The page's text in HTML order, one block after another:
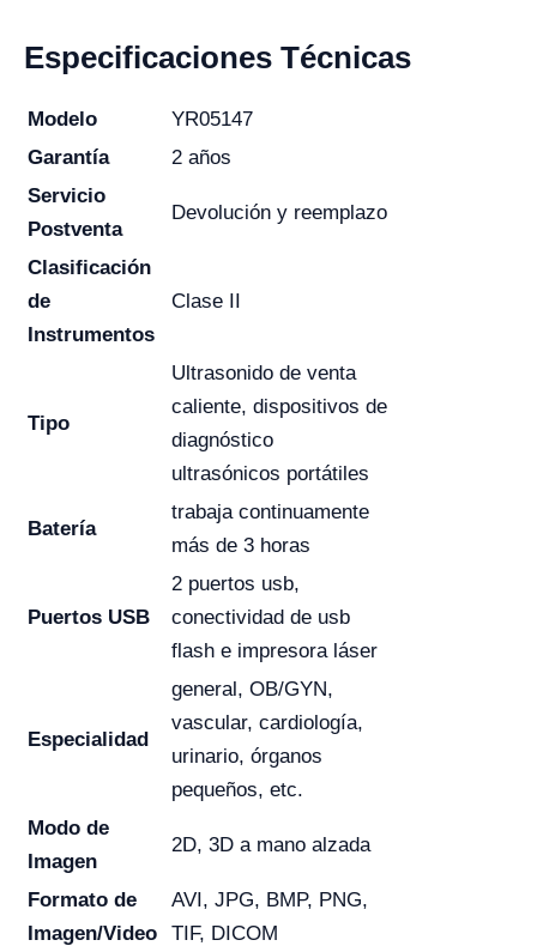
Especificaciones Técnicas
Modelo
YR05147
Garantía
2 años
Servicio
Postventa
Devolución y reemplazo
Clasificación
de
Instrumentos
Clase II
Tipo
Ultrasonido de venta
caliente, dispositivos de
diagnóstico
ultrasónicos portátiles
Batería
trabaja continuamente
más de 3 horas
Puertos USB
2 puertos usb,
conectividad de usb
flash e impresora láser
Especialidad
general, OB/GYN,
vascular, cardiología,
urinario, órganos
pequeños, etc.
Modo de
Imagen
2D, 3D a mano alzada
Formato de
Imagen/Video
AVI, JPG, BMP, PNG,
TIF, DICOM